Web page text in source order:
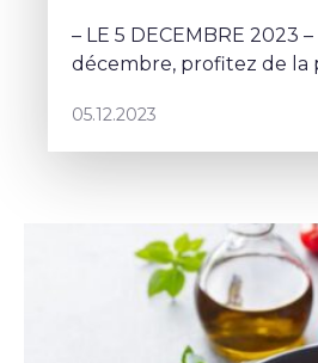
– LE 5 DECEMBRE 2023
décembre, profitez de la
questions à Sophie
05.12.2023